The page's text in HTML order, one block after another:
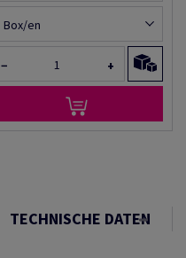
Box/en
− +
TECHNISCHE DATEN